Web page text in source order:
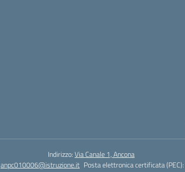
Indirizzo:Via Canale 1, Ancona
anpc010006@istruzione.it Posta elettronica certificata (PEC):